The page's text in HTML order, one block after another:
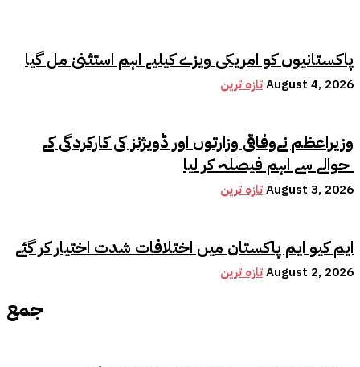
پاکستانیوں کو امریکی ویزے کیلیے اہم استثنیٰ مل گیا
تازہ ترینAugust 4, 2026
وزیراعظم نےوفاقی وزارتوں اور ڈویژنز کی کارکردگی کے
حوالے سے اہم فیصلہ کر لیا
تازہ ترینAugust 3, 2026
ایم کیو ایم پاکستان میں اختلافات شدت اختیار کر گئے
تازہ ترینAugust 2, 2026
جمع